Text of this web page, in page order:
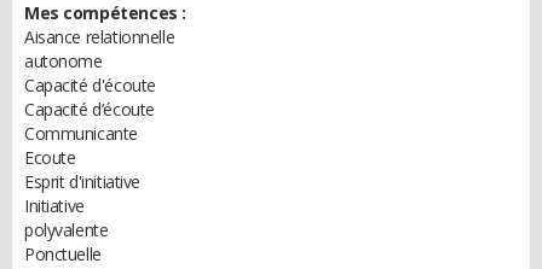
Mes compétences :
Aisance relationnelle
autonome
Capacité d'écoute
Capacité d’écoute
Communicante
Ecoute
Esprit d'initiative
Initiative
polyvalente
Ponctuelle